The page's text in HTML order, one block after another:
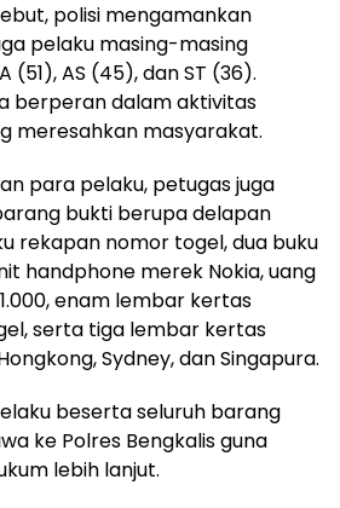
polisi mengamankan
pelaku masing-masing
(51), AS (45), dan ST (36).
berperan dalam aktivitas
meresahkan masyarakat.
para pelaku, petugas juga
bukti berupa delapan
rekapan nomor togel, dua buku
handphone merek Nokia, uang
enam lembar kertas
serta tiga lembar kertas
Sydney, dan Singapura.
beserta seluruh barang
ke Polres Bengkalis guna
lebih lanjut.